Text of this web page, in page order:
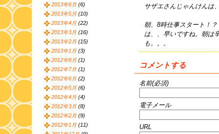
サザエさんじゃんけんは
朝、8時仕事スタート！？
は、、早いですね。朝は
も。。。
コメントする
名前(必須)
電子メール
URL
2013年6月 (6)
2013年5月 (10)
2013年4月 (22)
2013年3月 (16)
2013年2月 (15)
2013年1月 (3)
2012年8月 (1)
2012年7月 (1)
2012年6月 (2)
2012年5月 (6)
2012年4月 (4)
2012年3月 (8)
2012年2月 (9)
2012年1月 (11)